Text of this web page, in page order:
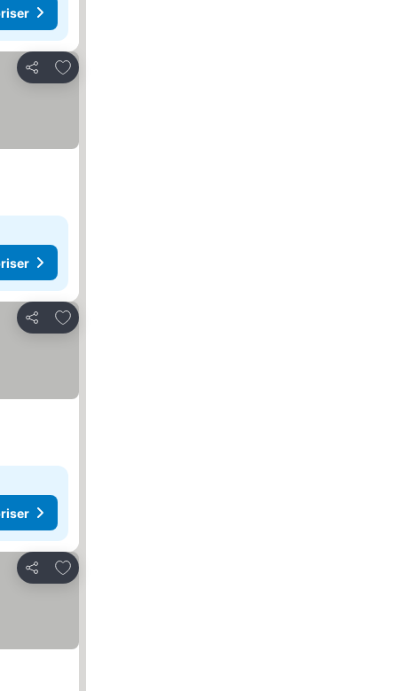
Dela
Lägg till i Mina Favoriter
Dela
Lägg till i Mina Favoriter
Dela
Lägg till i Mina Favoriter